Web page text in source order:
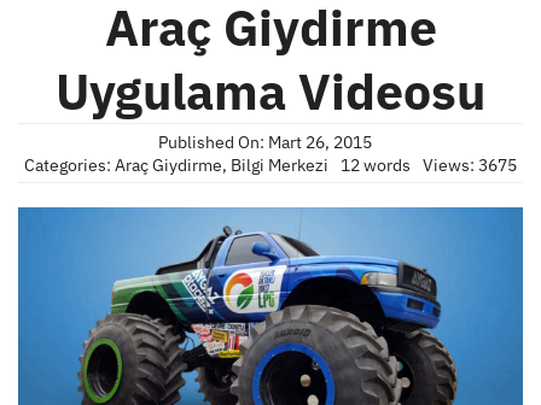
Araç Giydirme
Uygulama Videosu
Published On: Mart 26, 2015
Categories: Araç Giydirme, Bilgi Merkezi 12 words Views: 3675